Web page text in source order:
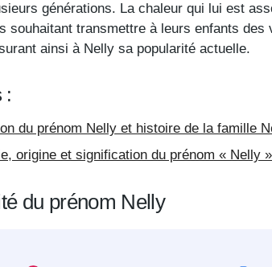
générations. La chaleur qui lui est
souhaitant transmettre à leurs enfants des
ainsi à Nelly sa popularité actuelle.
:
du prénom Nelly et histoire de la famille
origine et signification du prénom « Nelly
du prénom Nelly